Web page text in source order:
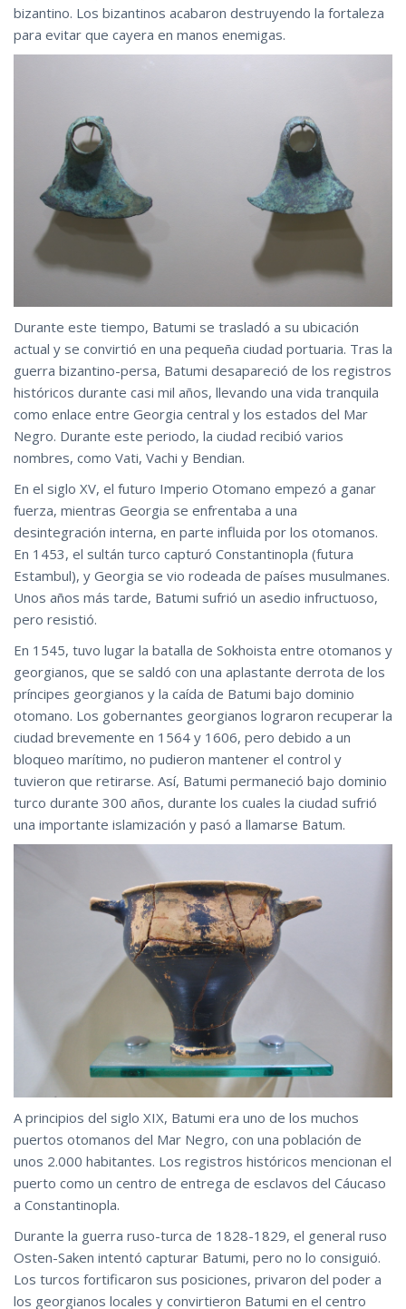
bizantino. Los bizantinos acabaron destruyendo la fortaleza
para evitar que cayera en manos enemigas.
Durante este tiempo, Batumi se trasladó a su ubicación
actual y se convirtió en una pequeña ciudad portuaria. Tras la
guerra bizantino-persa, Batumi desapareció de los registros
históricos durante casi mil años, llevando una vida tranquila
como enlace entre Georgia central y los estados del Mar
Negro. Durante este periodo, la ciudad recibió varios
nombres, como Vati, Vachi y Bendian.
En el siglo XV, el futuro Imperio Otomano empezó a ganar
fuerza, mientras Georgia se enfrentaba a una
desintegración interna, en parte influida por los otomanos.
En 1453, el sultán turco capturó Constantinopla (futura
Estambul), y Georgia se vio rodeada de países musulmanes.
Unos años más tarde, Batumi sufrió un asedio infructuoso,
pero resistió.
En 1545, tuvo lugar la batalla de Sokhoista entre otomanos y
georgianos, que se saldó con una aplastante derrota de los
príncipes georgianos y la caída de Batumi bajo dominio
otomano. Los gobernantes georgianos lograron recuperar la
ciudad brevemente en 1564 y 1606, pero debido a un
bloqueo marítimo, no pudieron mantener el control y
tuvieron que retirarse. Así, Batumi permaneció bajo dominio
turco durante 300 años, durante los cuales la ciudad sufrió
una importante islamización y pasó a llamarse Batum.
A principios del siglo XIX, Batumi era uno de los muchos
puertos otomanos del Mar Negro, con una población de
unos 2.000 habitantes. Los registros históricos mencionan el
puerto como un centro de entrega de esclavos del Cáucaso
a Constantinopla.
Durante la guerra ruso-turca de 1828-1829, el general ruso
Osten-Saken intentó capturar Batumi, pero no lo consiguió.
Los turcos fortificaron sus posiciones, privaron del poder a
los georgianos locales y convirtieron Batumi en el centro